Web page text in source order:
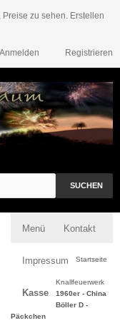
zu sehen. Erstellen
Registrieren
Anmelden
SUCHEN
Menü Kontakt
Impressum
Kasse
Startseite
Knallfeuerwerk
1960er - China
Böller D -
Päckchen